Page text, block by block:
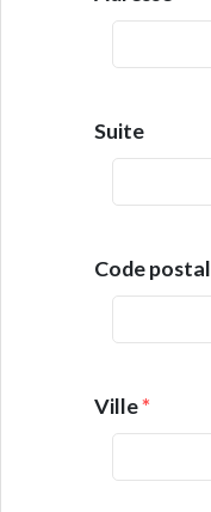
Suite
Code postal
Ville*